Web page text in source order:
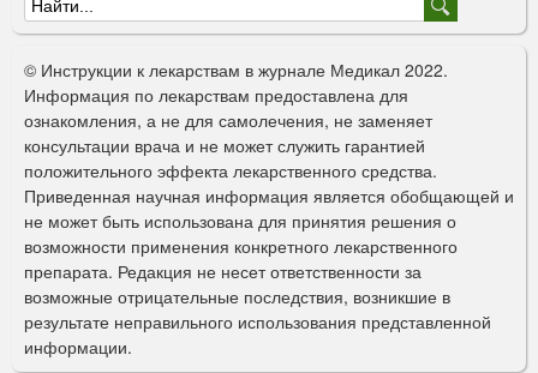
Ф
о
р
м
а
п
о
и
с
к
© Инструкции к лекарствам в журнале Медикал 2022.
Информация по лекарствам предоставлена для
ознакомления, а не для самолечения, не заменяет
консультации врача и не может служить гарантией
положительного эффекта лекарственного средства.
Приведенная научная информация является обобщающей и
не может быть использована для принятия решения о
возможности применения конкретного лекарственного
препарата. Редакция не несет ответственности за
возможные отрицательные последствия, возникшие в
результате неправильного использования представленной
информации.